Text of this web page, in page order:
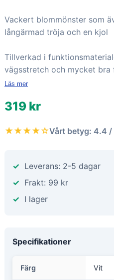
Vackert blommönster som
långärmad tröja och en kjol
Tillverkad i
vägsstretch och mycket
Läs mer
319 kr
★★★★☆Vårt betyg: 4.4 /
Leverans: 2-5 dagar
Frakt: 99 kr
I lager
Specifikationer
Färg Vit